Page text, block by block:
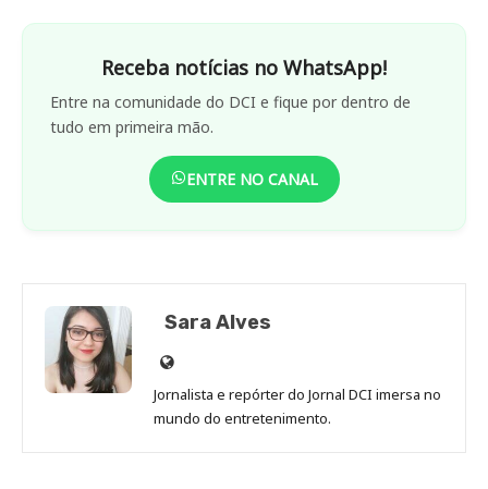
Receba notícias no WhatsApp!
Entre na comunidade do DCI e fique por dentro de
tudo em primeira mão.
ENTRE NO CANAL
Sara Alves
Site
de
Sara
Jornalista e repórter do Jornal DCI imersa no
mundo do entretenimento.